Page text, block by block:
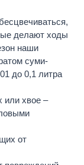
делают ходы
наши
суми-
до 0,1 литра
или хвое –
от